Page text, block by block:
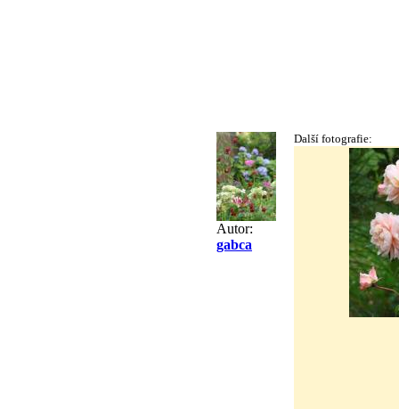
Autor:
gabca
Další fotografie: